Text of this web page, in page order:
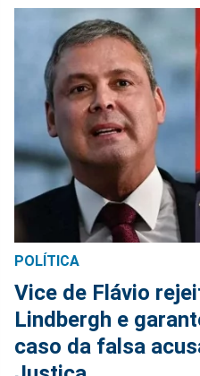
POLÍTICA
Vice de Flávio
Lindbergh e
caso da falsa